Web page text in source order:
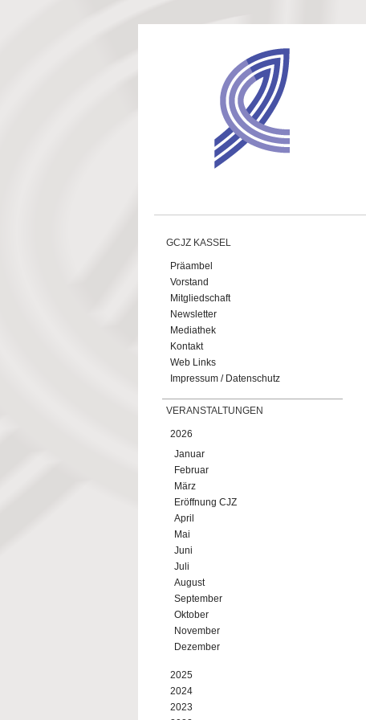
GCJZ KASSEL
Präambel
Vorstand
Mitgliedschaft
Newsletter
Mediathek
Kontakt
Web Links
Impressum / Datenschutz
VERANSTALTUNGEN
2026
Januar
Februar
März
Eröffnung CJZ
April
Mai
Juni
Juli
August
September
Oktober
November
Dezember
2025
2024
2023